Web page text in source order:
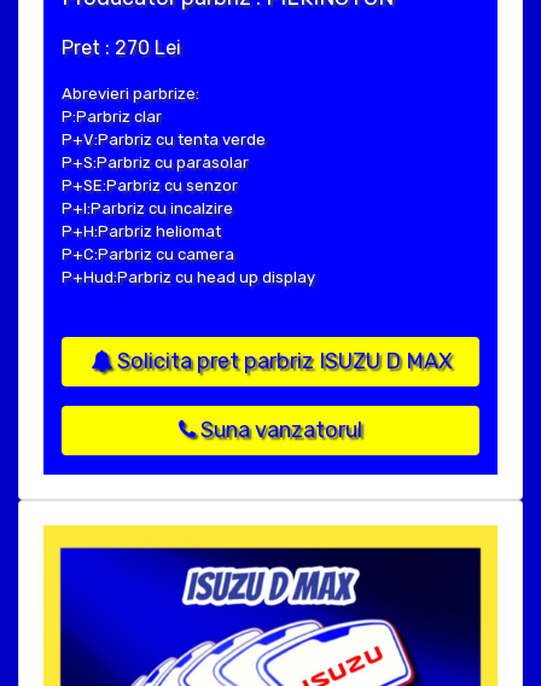
Pret : 270 Lei
Abrevieri parbrize:
P:Parbriz clar
P+V:Parbriz cu tenta verde
P+S:Parbriz cu parasolar
P+SE:Parbriz cu senzor
P+I:Parbriz cu incalzire
P+H:Parbriz heliomat
P+C:Parbriz cu camera
P+Hud:Parbriz cu head up display
Solicita pret parbriz ISUZU D MAX
Suna vanzatorul